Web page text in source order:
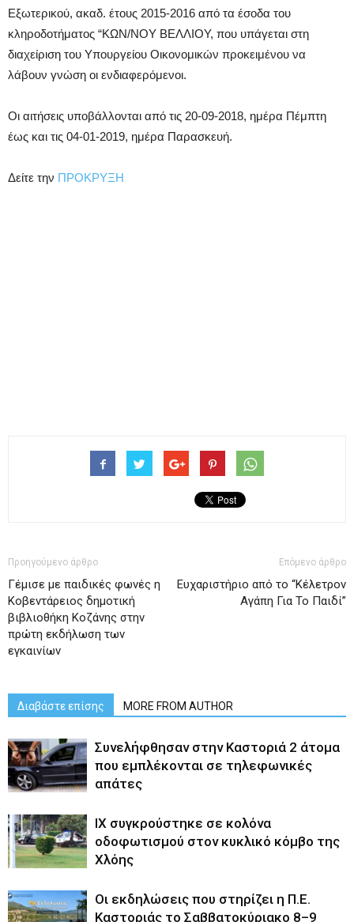
Εξωτερικού, ακαδ. έτους 2015-2016 από τα έσοδα του
κληροδοτήματος “ΚΩΝ/ΝΟΥ ΒΕΛΛΙΟΥ, που υπάγεται στη
διαχείριση του Υπουργείου Οικονομικών προκειμένου να
λάβουν γνώση οι ενδιαφερόμενοι.
Οι αιτήσεις υποβάλλονται από τις 20-09-2018, ημέρα Πέμπτη
έως και τις 04-01-2019, ημέρα Παρασκευή.
Δείτε την ΠΡΟΚΡΥΞΗ
Προηγούμενο άρθρο
Γέμισε με παιδικές φωνές η
Κοβεντάρειος δημοτική
βιβλιοθήκη Κοζάνης στην
πρώτη εκδήλωση των
εγκαινίων
Επόμενο άρθρο
Ευχαριστήριο από το “Κέλετρον
Αγάπη Για Το Παιδί”
Διαβάστε επίσης MORE FROM AUTHOR
Συνελήφθησαν στην Καστοριά 2 άτομα
που εμπλέκονται σε τηλεφωνικές
απάτες
ΙΧ συγκρούστηκε σε κολόνα
οδοφωτισμού στον κυκλικό κόμβο της
Χλόης
Οι εκδηλώσεις που στηρίζει η Π.Ε.
Καστοριάς το Σαββατοκύριακο 8–9